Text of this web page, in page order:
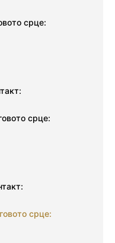
срце:
срце:
срце: